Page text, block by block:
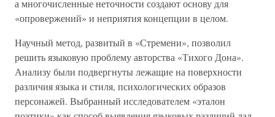
а многочисленные неточности создают основу для
«опровержений» и неприятия концепции в целом.
Научный метод, развитый в «Стремени», позволил
решить языковую проблему авторства «Тихого Дона».
Анализу были подвергнуты лежащие на поверхности
различия языка и стиля, психологических образов
персонажей. Выбранный исследователем «эталон